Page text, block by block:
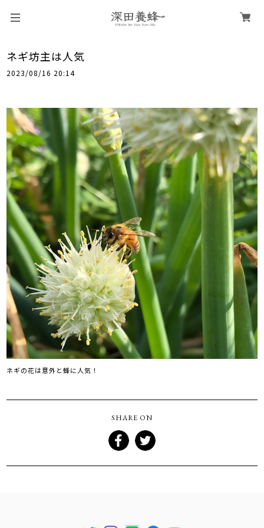
ネギ坊主は人気
2023/08/16 20:14
ネギの花は意外と蜂に人気！
SHARE ON